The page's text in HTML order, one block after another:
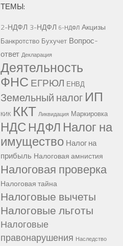
ТЕМЫ:
2-НДФЛ 3-НДФЛ 6-НДФЛ Акцизы
Банкротство Бухучет Вопрос-
ответ Декларация
Деятельность
ФНС ЕГРЮЛ ЕНВД
Земельный налог ИП
КИК ККТ Ликвидация Маркировка
НДС НДФЛ Налог на
имущество Налог на
прибыль Налоговая амнистия
Налоговая проверка
Налоговая тайна
Налоговые вычеты
Налоговые льготы
Налоговые
правонарушения Наследство